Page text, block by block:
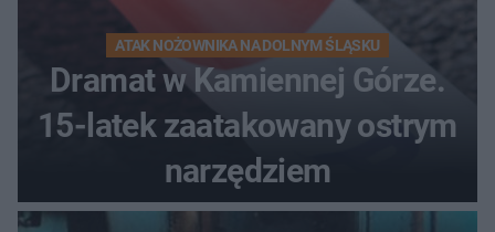
ATAK NOŻOWNIKA NA DOLNYM ŚLĄSKU
Dramat w Kamiennej Górze.
15-latek zaatakowany ostrym
narzędziem